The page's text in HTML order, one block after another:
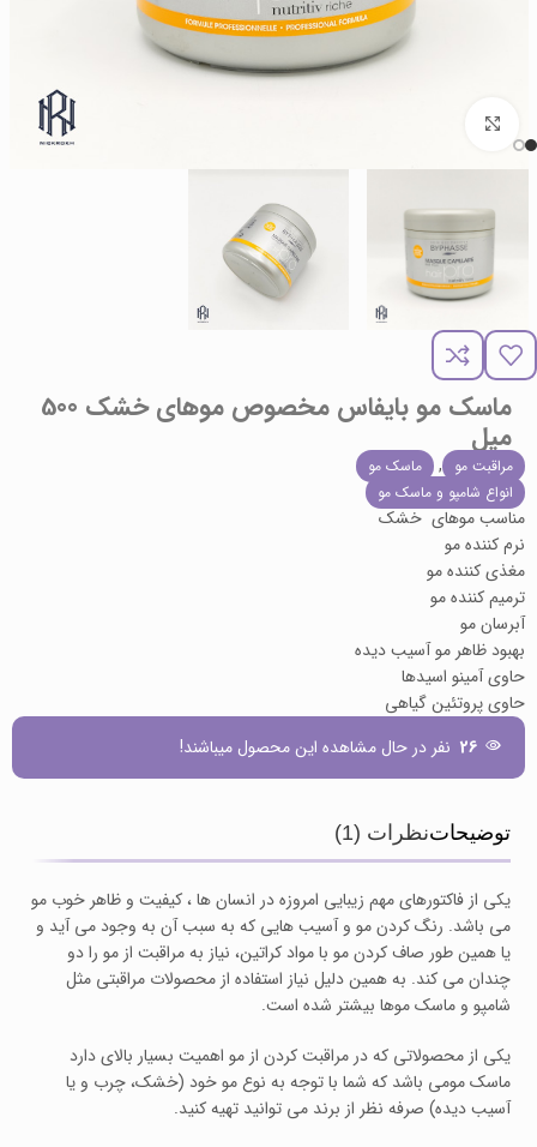
ماسک مو بایفاس مخصوص موهای خشک 500
میل
مراقبت مو ,
ماسک مو
انواع شامپو و ماسک مو
مناسب موهای خشک
نرم کننده مو
مغذی کننده مو
ترمیم کننده مو
آبرسان مو
بهبود ظاهر مو آسیب دیده
حاوی آمینو اسیدها
حاوی پروتئین گیاهی
26 نفر در حال مشاهده این محصول میباشند!
توضیحاتنظرات (1)
یکی از فاکتورهای مهم زیبایی امروزه در انسان ها ، کیفیت و ظاهر خوب مو
می باشد. رنگ کردن مو و آسیب هایی که به سبب آن به وجود می آید و
یا همین طور صاف کردن مو با مواد کراتین، نیاز به مراقبت از مو را دو
چندان می کند. به همین دلیل نیاز استفاده از محصولات مراقبتی مثل
شامپو و ماسک موها بیشتر شده است.
یکی از محصولاتی که در مراقبت کردن از مو اهمیت بسیار بالای دارد
ماسک مومی باشد که شما با توجه به نوع مو خود (خشک، چرب و یا
آسیب دیده) صرفه نظر از برند می توانید تهیه کنید.